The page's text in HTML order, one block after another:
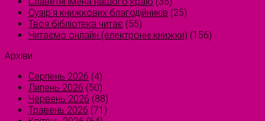
Сузірʼя книжкових благодійників (25)
Твоя бібліотека читає (55)
Читаємо онлайн (електронні книжки) (156)
Архіви
Серпень 2026 (4)
Липень 2026 (50)
Червень 2026 (88)
Травень 2026 (71)